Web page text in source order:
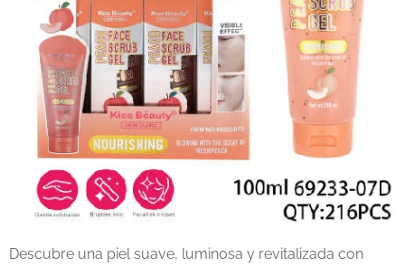
Descubre una piel suave, luminosa y revitalizada con